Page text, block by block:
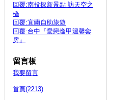
回覆:南投探新景點 訪天空之
橋
回覆:宜蘭自助旅遊
回覆:台中『愛戀逢甲溫馨套
房』
留言板
我要留言
首頁(2213)